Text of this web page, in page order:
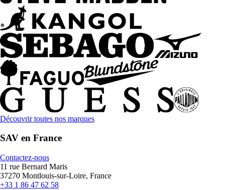
Découvrir toutes nos marques
SAV en France
Contactez-nous
11 rue Bernard Maris
37270 Montlouis-sur-Loire, France
+33 1 86 47 62 58